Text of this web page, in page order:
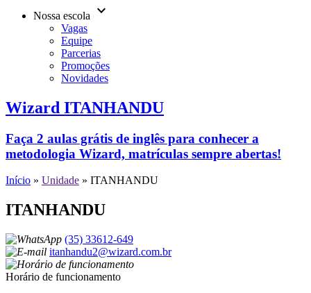
Nossa escola keyboard_arrow_down
Vagas
Equipe
Parcerias
Promoções
Novidades
Wizard ITANHANDU
Faça 2 aulas grátis de inglês para conhecer a
metodologia Wizard, matrículas sempre abertas!
Início » Unidade » ITANHANDU
ITANHANDU
(35) 33612-649
itanhandu2@wizard.com.br
Horário de funcionamento